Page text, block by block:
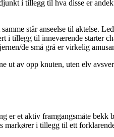
i tillegg til hva disse er
står anseelse til aktelse.
tillegg til inneværende starter
de små grå er virkelig
av opp knuten, uten elv
et aktiv framgangsmåte
markører i tillegg til ett